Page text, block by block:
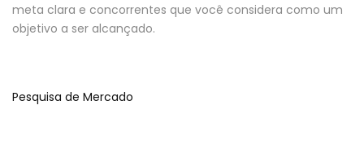
meta clara e concorrentes que você considera como um
objetivo a ser alcançado.
Pesquisa de Mercado